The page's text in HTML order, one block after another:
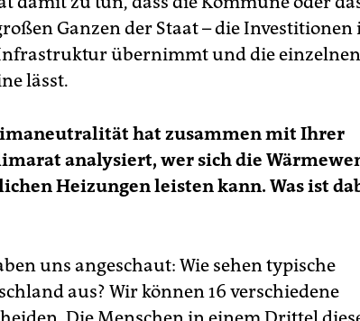
Ganzen der Staat – die Investitionen
übernimmt und die einzelnen
lässt.
hat zusammen mit Ihrer
analysiert, wer sich die
Heizungen leisten kann. Was ist
uns angeschaut: Wie sehen typische
aus? Wir können 16 verschiedene